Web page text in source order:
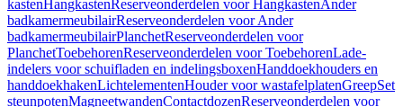
kastenHangkastenReserveonderdelen voor HangkastenAnder
badkamermeubilairReserveonderdelen voor Ander
badkamermeubilairPlanchetReserveonderdelen voor
PlanchetToebehorenReserveonderdelen voor ToebehorenLade-
indelers voor schuifladen en indelingsboxenHanddoekhouders en
handdoekhakenLichtelementenHouder voor wastafelplatenGreepSet
steunpotenMagneetwandenContactdozenReserveonderdelen voor